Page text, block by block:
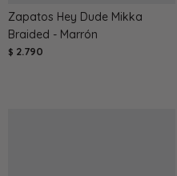
Zapatos Hey Dude Mikka
Braided - Marrón
$ 2.790